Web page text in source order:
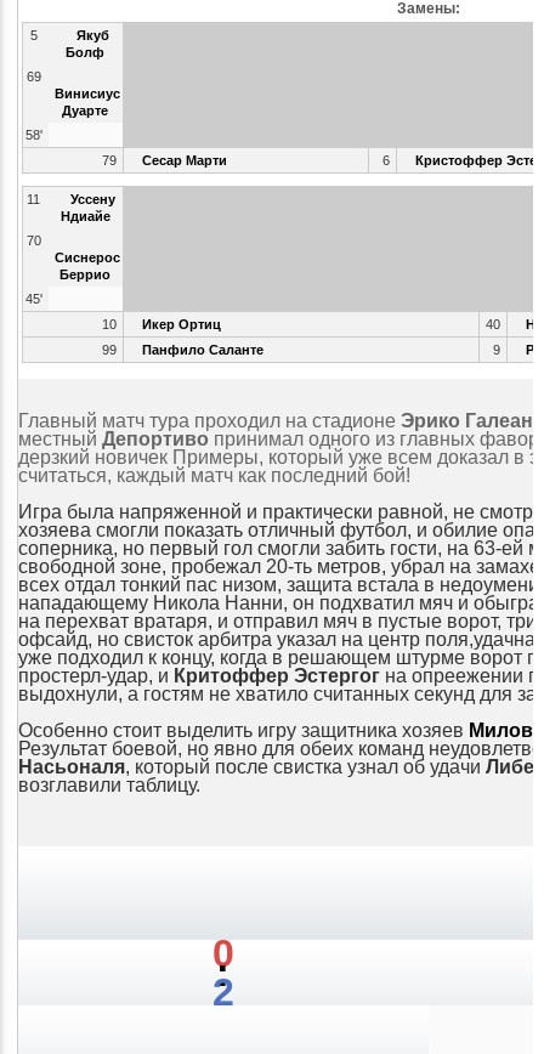
Замены:
5
Якуб
Болф
69
Винисиус
Дуарте
58'
79
Сесар Марти 6 Кристоффер
11
Уссену
Ндиайе
70
Сиснерос
Беррио
45'
10
Икер Ортиц 40
99
Панфило Саланте 9
Главный матч тура проходил на стадионе Эрико
местный Депортиво принимал одного из главных
дерзкий новичек Примеры, который уже всем доказал в
считаться, каждый матч как последний бой!
Игра была напряженной и практически равной, не
хозяева смогли показать отличный футбол, и обилие
соперника, но первый гол смогли забить гости, на 63-ей
свободной зоне, пробежал 20-ть метров, убрал на
всех отдал тонкий пас низом, защита встала в
нападающему Никола Нанни, он подхватил мяч и
на перехват вратаря, и отправил мяч в пустые ворот,
офсайд, но свисток арбитра указал на центр поля,
уже подходил к концу, когда в решающем штурме ворот
простерл-удар, и Критоффер Эстергогна опреежении
выдохнули, а гостям не хватило считанных секунд для
Особенно стоит выделить игру защитника хозяев
Результат боевой, но явно для обеих команд
Насьоналя, который после свистка узнал об удачи
возглавили таблицу.
0
:
2